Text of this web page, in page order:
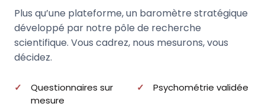
Plus qu’une plateforme, un baromètre stratégique
développé par notre pôle de recherche
scientifique. Vous cadrez, nous mesurons, vous
décidez.
Questionnaires sur
mesure
Psychométrie validée